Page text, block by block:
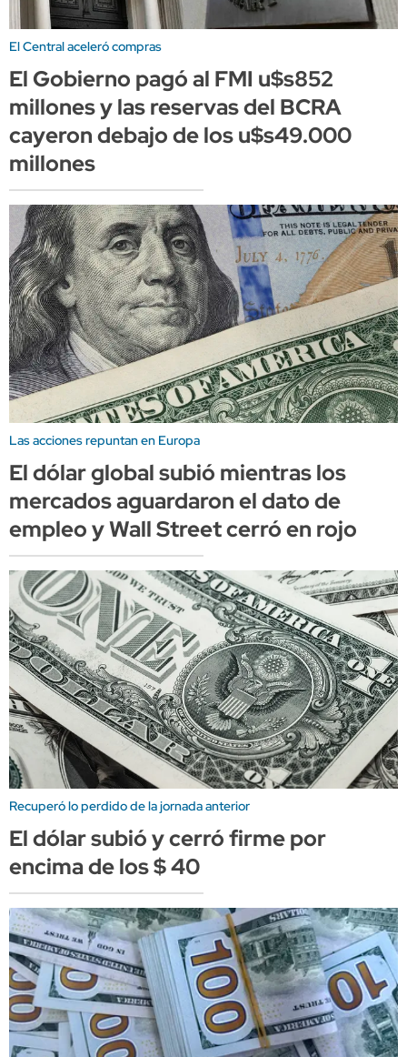
El Central aceleró compras
El Gobierno pagó al FMI u$s852
millones y las reservas del BCRA
cayeron debajo de los u$s49.000
millones
Las acciones repuntan en Europa
El dólar global subió mientras los
mercados aguardaron el dato de
empleo y Wall Street cerró en rojo
Recuperó lo perdido de la jornada anterior
El dólar subió y cerró firme por
encima de los $ 40